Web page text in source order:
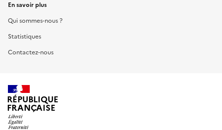
En savoir plus
Qui sommes-nous ?
Statistiques
Contactez-nous
RÉPUBLIQUE
FRANÇAISE